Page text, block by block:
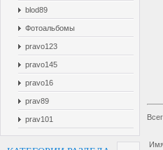
blod89
Фотоальбомы
pravo123
pravo145
pravo16
prav89
prav101